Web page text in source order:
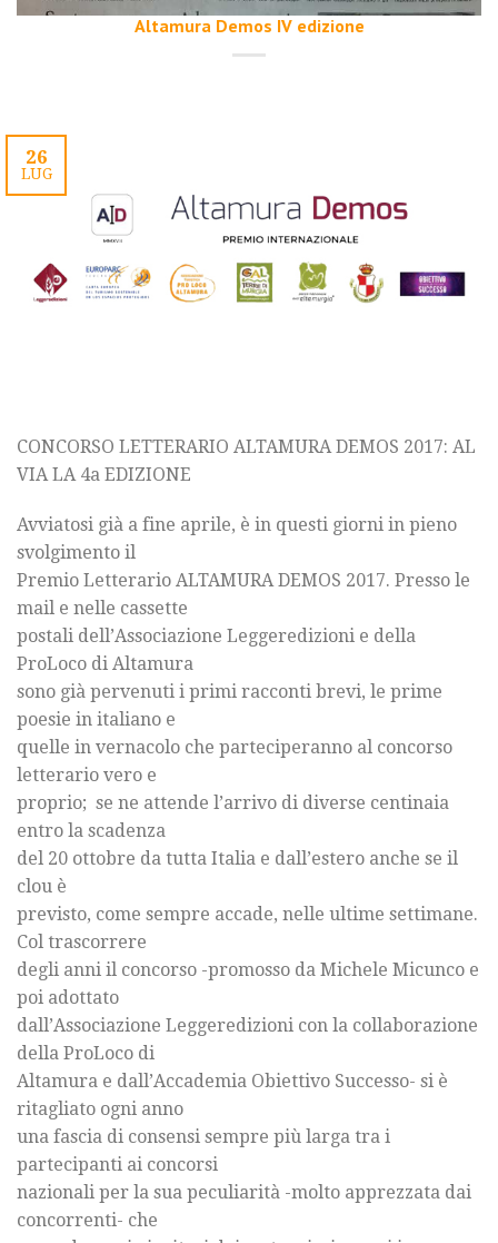
Altamura Demos IV edizione
26
LUG
CONCORSO LETTERARIO ALTAMURA DEMOS 2017: AL
VIA LA 4a EDIZIONE
Avviatosi già a fine aprile, è in questi giorni in pieno
svolgimento il
Premio Letterario ALTAMURA DEMOS 2017. Presso le
mail e nelle cassette
postali dell’Associazione Leggeredizioni e della
ProLoco di Altamura
sono già pervenuti i primi racconti brevi, le prime
poesie in italiano e
quelle in vernacolo che parteciperanno al concorso
letterario vero e
proprio; se ne attende l’arrivo di diverse centinaia
entro la scadenza
del 20 ottobre da tutta Italia e dall’estero anche se il
clou è
previsto, come sempre accade, nelle ultime settimane.
Col trascorrere
degli anni il concorso -promosso da Michele Micunco e
poi adottato
dall’Associazione Leggeredizioni con la collaborazione
della ProLoco di
Altamura e dall’Accademia Obiettivo Successo- si è
ritagliato ogni anno
una fascia di consensi sempre più larga tra i
partecipanti ai concorsi
nazionali per la sua peculiarità -molto apprezzata dai
concorrenti- che